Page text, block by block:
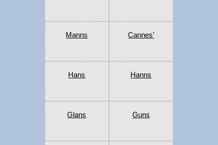
Manns Cannes’
Hans Hanns
Glans Guns